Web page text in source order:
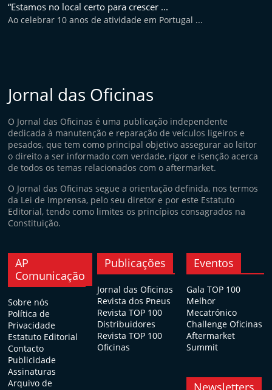
“Estamos no local certo para crescer ...
Ao celebrar 10 anos de atividade em Portugal ...
Jornal das Oficinas
O Jornal das Oficinas é uma publicação independente
dedicada à manutenção e reparação de veículos ligeiros e
pesados, que tem como principal objetivo assegurar ao leitor
o direito a ser informado com verdade, rigor e isenção acerca
de todos os temas relacionados com o aftermarket.
O Jornal das Oficinas segue a orientação definida, nos termos
da Lei de Imprensa, pelo seu diretor e por este Estatuto
Editorial, tendo como limites os princípios consagrados na
Constituição.
AP
Comunicação
Sobre nós
Política de
Privacidade
Estatuto Editorial
Contacto
Publicidade
Assinaturas
Arquivo de
Publicações
Jornal das Oficinas
Revista dos Pneus
Revista TOP 100
Distribuidores
Revista TOP 100
Oficinas
Eventos
Gala TOP 100
Melhor
Mecatrónico
Challenge Oficinas
Aftermarket
Summit
Newsletters